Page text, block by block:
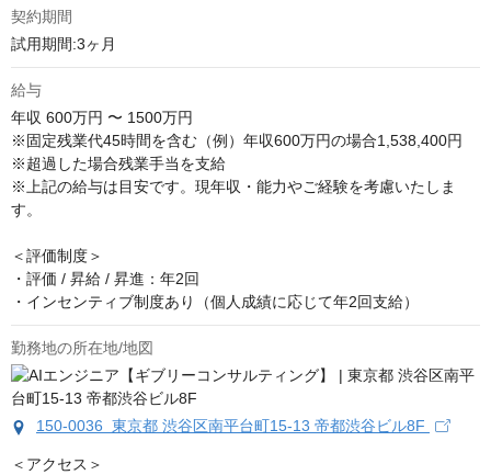
契約期間
試用期間:3ヶ月
給与
年収 600万円 〜 1500万円
※固定残業代45時間を含む（例）年収600万円の場合1,538,400円
※超過した場合残業手当を支給
※上記の給与は目安です。現年収・能力やご経験を考慮いたしま
す。
＜評価制度＞
・評価 / 昇給 / 昇進：年2回
・インセンティブ制度あり（個人成績に応じて年2回支給）
勤務地の所在地/地図
150-0036 東京都 渋谷区南平台町15-13 帝都渋谷ビル8F
＜アクセス＞